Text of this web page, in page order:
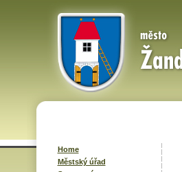
Home
Městský úřad